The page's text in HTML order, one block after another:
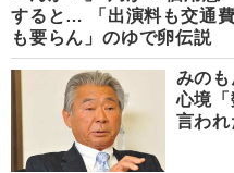
すると… 「出演料も交通費
も要らん」のゆで卵伝説
みの
心境
言われ